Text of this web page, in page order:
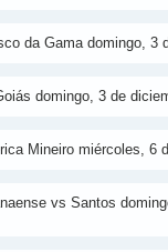
da Gama domingo, 3
domingo, 3 de
Mineiro miércoles, 6
vs Santos